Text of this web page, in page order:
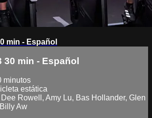
min - Español
30 min - Español
minutos
estática
Dee Rowell, Amy Lu, Bas Hollander, Glen
Aw